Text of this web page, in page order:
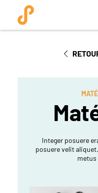
Integer posuere
posuere velit